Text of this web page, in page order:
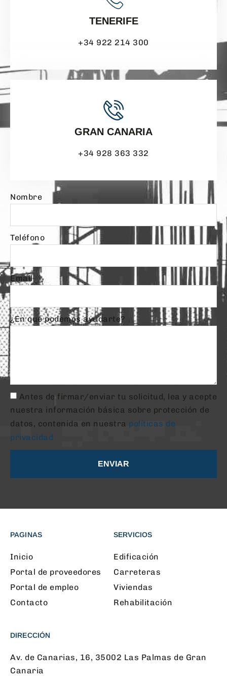
TENERIFE
+34 922 214 300
GRAN CANARIA
+34 928 363 332
Nombre
Teléfono
Email
¿En qué podemos ayudarte?
Antes de firmar/enviar tu solicitud, lea y acepte
nuestra información básica sobre protección de
datos, contenida en nuestra políticas de
privacidad
ENVIAR
PAGINAS
Inicio
Portal de proveedores
Portal de empleo
Contacto
SERVICIOS
Edificación
Carreteras
Viviendas
Rehabilitación
DIRECCIÓN
Av. de Canarias, 16, 35002 Las Palmas de Gran
Canaria